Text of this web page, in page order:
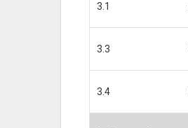
3.1
3.3
3.4